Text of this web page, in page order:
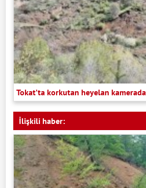
Tokat’ta korkutan heyelan kamerada
İlişkili haber: